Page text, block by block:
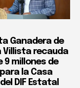
Ganadera de
Villista recauda
9 millones de
la Casa
DIF Estatal